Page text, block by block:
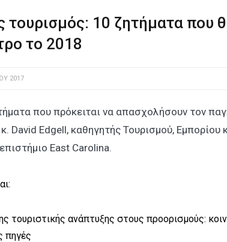
τουρισμός: 10 ζητήματα που
το 2018
2017
που πρόκειται να απασχολήσουν τον
David Edgell, καθηγητής Τουρισμού, Εμπορίου
East Carolina.
τουριστικής ανάπτυξης στους προορισμούς:
πηγές